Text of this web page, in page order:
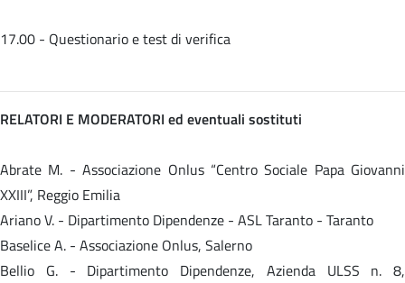
17.00 - Questionario e test di verifica
RELATORI E MODERATORI ed eventuali sostituti
Abrate M. - Associazione Onlus “Centro Sociale Papa Giovanni
XXIII”, Reggio Emilia
Ariano V. - Dipartimento Dipendenze - ASL Taranto - Taranto
Baselice A. - Associazione Onlus, Salerno
Bellio G. - Dipartimento Dipendenze, Azienda ULSS n. 8,